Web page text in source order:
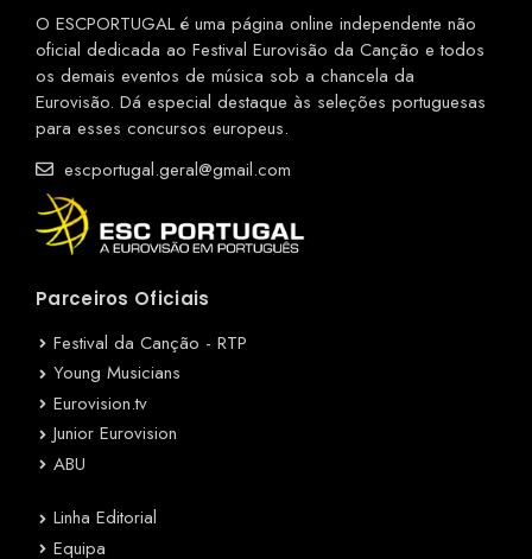
O ESCPORTUGAL é uma página online independente não
oficial dedicada ao Festival Eurovisão da Canção e todos
os demais eventos de música sob a chancela da
Eurovisão. Dá especial destaque às seleções portuguesas
para esses concursos europeus.
escportugal.geral@gmail.com
Parceiros Oficiais
Festival da Canção - RTP
Young Musicians
Eurovision.tv
Junior Eurovision
ABU
Linha Editorial
Equipa